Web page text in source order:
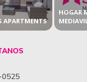
APARTMENTS
HOGAR
0525